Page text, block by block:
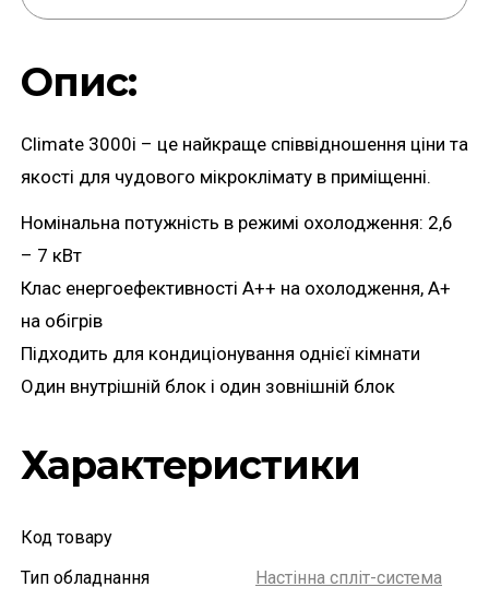
Опис:
Climate 3000i – це найкраще співвідношення ціни та
якості для чудового мікроклімату в приміщенні.
Номінальна потужність в режимі охолодження: 2,6
– 7 кВт
Клас енергоефективності А++ на охолодження, А+
на обігрів
Підходить для кондиціонування однієї кімнати
Один внутрішній блок і один зовнішній блок
Характеристики
Код товару
Тип обладнання
Настінна спліт-система